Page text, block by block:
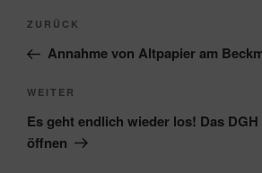
Beitragsnavigation
Vorheriger
Beitrag
ZURÜCK
Annahme von Altpapier am
Nächster
Beitrag
WEITER
Es geht endlich wieder los! Das
öffnen